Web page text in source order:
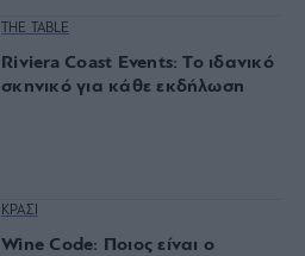
THE TABLE
Riviera Coast Events: Το ιδανικό
σκηνικό για κάθε εκδήλωση
ΚΡΑΣΙ
Wine Code: Ποιος είναι ο